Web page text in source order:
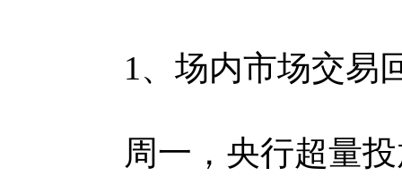
1、场内市场交易
周一，央行超量投